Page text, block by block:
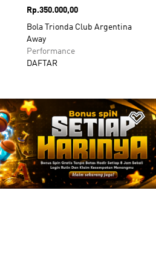
Harga
Rp.350.000,00
Bola Trionda Club Argentina
Away
Performance
DAFTAR